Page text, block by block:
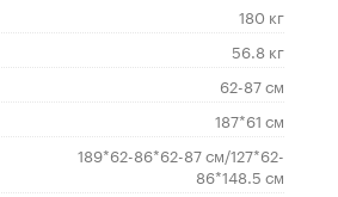
180 кг
56.8 кг
62-87 см
187*61 см
189*62-86*62-87 см/127*62-
86*148.5 см